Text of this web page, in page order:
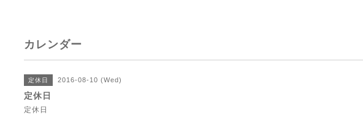
カレンダー
定休日 2016-08-10 (Wed)
定休日
定休日